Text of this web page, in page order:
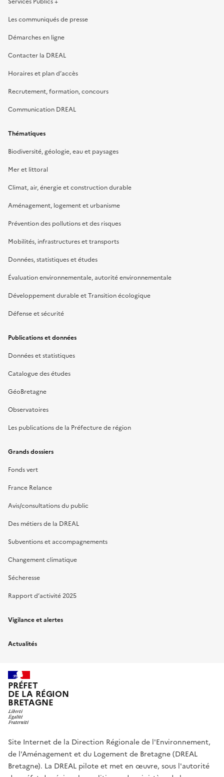
Les communiqués de presse
Démarches en ligne
Contacter la DREAL
Horaires et plan d’accès
Recrutement, formation, concours
Communication DREAL
Thématiques
Biodiversité, géologie, eau et paysages
Mer et littoral
Climat, air, énergie et construction durable
Aménagement, logement et urbanisme
Prévention des pollutions et des risques
Mobilités, infrastructures et transports
Données, statistiques et études
Évaluation environnementale, autorité environnementale
Développement durable et Transition écologique
Défense et sécurité
Publications et données
Données et statistiques
Catalogue des études
GéoBretagne
Observatoires
Les publications de la Préfecture de région
Grands dossiers
Fonds vert
France Relance
Avis/consultations du public
Des métiers de la DREAL
Subventions et accompagnements
Changement climatique
Sécheresse
Rapport d’activité 2025
Vigilance et alertes
Actualités
PRÉFET
DE LA RÉGION
BRETAGNE
Site Internet de la Direction Régionale de l'Environnement,
de l'Aménagement et du Logement de Bretagne (DREAL
Bretagne). La DREAL pilote et met en œuvre, sous l'autorité